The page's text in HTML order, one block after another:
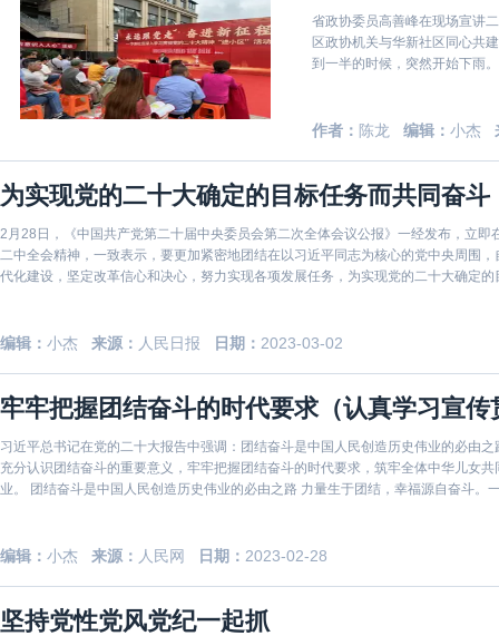
省政协委员高善峰在现场宣讲二十大精神 中国社区发展网讯 4月20日
区政协机关与华新社区同心共
到一半的时候，突然开始下雨
作者： 陈龙 编辑： 小杰
为实现党的二十大确定的目标任务而共同奋斗
2月28日，《中国共产党第二十届中央委员会第二次全体会议公报》一经发布，立
二中全会精神，一致表示，要更加紧密地团结在以习近平同志为核心的党中央周围
代化建设，坚定改革信心和决心，努力实现各项发展任务，为实现党的二十大确定
编辑： 小杰 来源： 人民日报 日期： 2023-03-02
牢牢把握团结奋斗的时代要求（认真学习宣
习近平总书记在党的二十大报告中强调：团结奋斗是中国人民创造历史伟业的必由
充分认识团结奋斗的重要意义，牢牢把握团结奋斗的时代要求，筑牢全体中华儿女
业。 团结奋斗是中国人民创造历史伟业的必由之路 力量生于团结，幸福源自奋斗
编辑： 小杰 来源： 人民网 日期： 2023-02-28
坚持党性党风党纪一起抓